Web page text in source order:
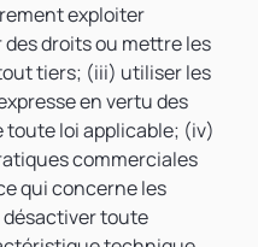
exploiter
droits ou mettre les
tiers; (iii) utiliser les
en vertu des
toute loi applicable; (iv)
commerciales
qui concerne les
toute